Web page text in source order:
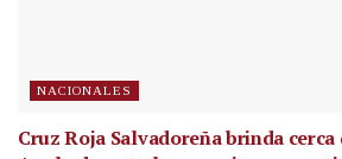
NACIONALES
Cruz Roja Salvadoreña brinda cerca